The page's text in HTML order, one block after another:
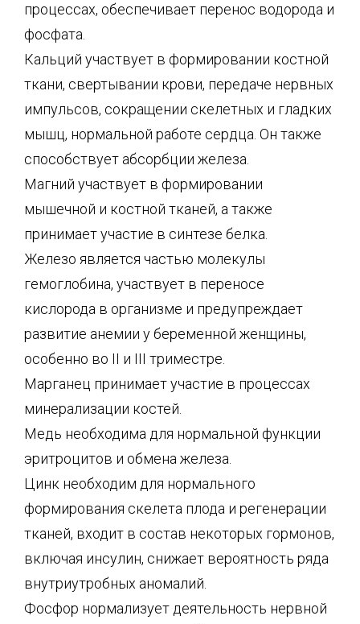
процессах, обеспечивает перенос водорода и
фосфата.
Кальций участвует в формировании костной
ткани, свертывании крови, передаче нервных
импульсов, сокращении скелетных и гладких
мышц, нормальной работе сердца. Он также
способствует абсорбции железа.
Магний участвует в формировании
мышечной и костной тканей, а также
принимает участие в синтезе белка.
Железо является частью молекулы
гемоглобина, участвует в переносе
кислорода в организме и предупреждает
развитие анемии у беременной женщины,
особенно во II и III триместре.
Марганец принимает участие в процессах
минерализации костей.
Медь необходима для нормальной функции
эритроцитов и обмена железа.
Цинк необходим для нормального
формирования скелета плода и регенерации
тканей, входит в состав некоторых гормонов,
включая инсулин, снижает вероятность ряда
внутриутробных аномалий.
Фосфор нормализует деятельность нервной